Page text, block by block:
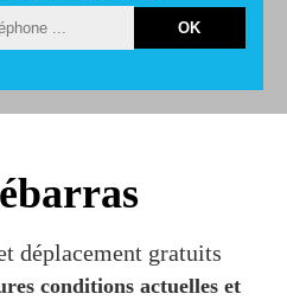
déplacement gratuits
conditions actuelles et